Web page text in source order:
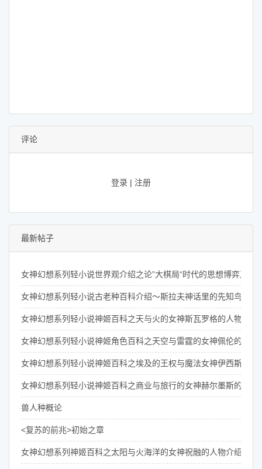
评论
登录 | 注册
最新帖子
女神幻想系列轻小说世界观介绍之论”大棋局“时代的思想博弈及其
女神幻想系列轻小说古老种百科介绍～斯拉夫神话里的先知鸟们
女神幻想系列轻小说神姬百科之天与火的女神斯瓦罗格的人物介绍
女神幻想系列轻小说神姬角色百科之天空与雷霆的女神佩伦的介绍
女神幻想系列轻小说神姬百科之埃及的王权与魔法女神伊西斯的介
女神幻想系列轻小说神姬百科之商业与旅行的女神赫尔墨斯的介绍
兽人种概论
<复苏的前兆>初始之章
女神幻想系列神姬百科之太阳与火海洋的女神祝融的人物介绍